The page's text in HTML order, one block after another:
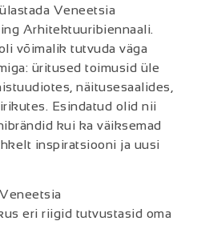
Veneetsia
Arhitektuuribiennaali.
võimalik tutvuda väga
üritused toimusid üle
näitusesaalides,
Esindatud olid nii
kui ka väiksemad
inspiratsiooni ja uusi
eri riigid tutvustasid oma